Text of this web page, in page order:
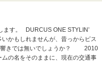
ます。 DURCUS ONE STYLIN’
かもしれませんが、昔っからピス
の響きでは無いでしょうか？ 2010
の名をそのままに、現在の交通事